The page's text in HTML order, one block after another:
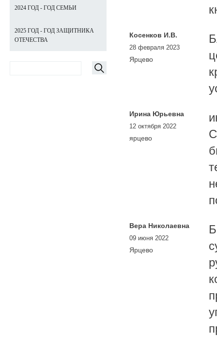
Косенков И.В.
28 февраля 2023
Ярцево
Ирина Юрьевна
12 октября 2022
ярцево
Вера Николаевна
09 июня 2022
Ярцево
2024 ГОД - ГОД СЕМЬИ
2025 ГОД - ГОД ЗАЩИТНИКА
ОТЕЧЕСТВА